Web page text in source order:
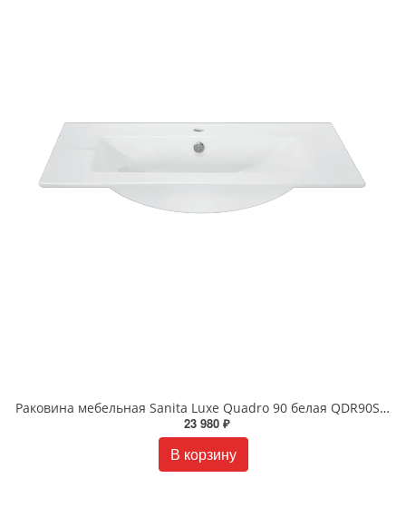
Раковина мебельная Sanita Luxe Quadro 90 белая QDR90SLWB01
23 980 ₽
В корзину